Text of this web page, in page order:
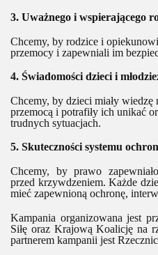
3. Uważnego i wspierającego
Chcemy, by rodzice i
przemocy i zapewniali im
4. Świadomości dzieci i
Chcemy, by dzieci miały wiedzę
przemocą i potrafiły ich unikać
trudnych sytuacjach.
5. Skuteczności systemu
Chcemy, by prawo
przed krzywdzeniem. Każde
mieć zapewnioną ochronę,
Kampania organizowana jest
Siłę oraz Krajową Koalicję na
partnerem kampanii jest